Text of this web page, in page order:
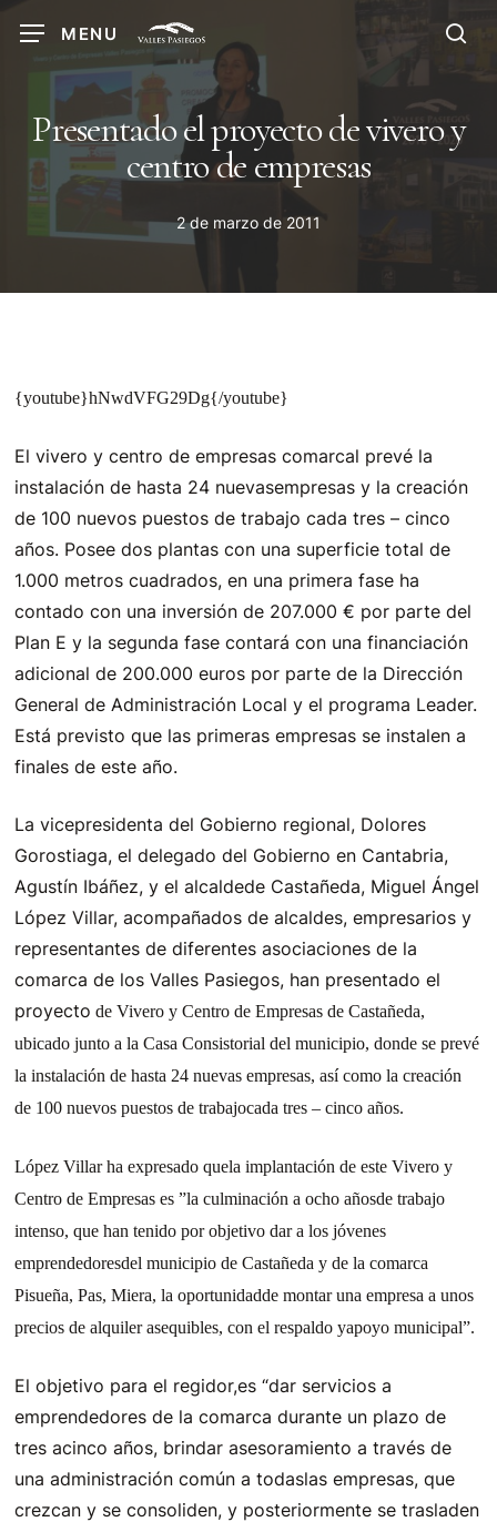
content
MENU
Presentado el proyecto de vivero y
centro de empresas
2 de marzo de 2011
{youtube}hNwdVFG29Dg{/youtube}
El vivero y centro de empresas comarcal prevé la
instalación de hasta 24 nuevasempresas y la creación
de 100 nuevos puestos de trabajo cada tres – cinco
años. Posee dos plantas con una superficie total de
1.000 metros cuadrados, en una primera fase ha
contado con una inversión de 207.000 € por parte del
Plan E y la segunda fase contará con una financiación
adicional de 200.000 euros por parte de la Dirección
General de Administración Local y el programa Leader.
Está previsto que las primeras empresas se instalen a
finales de este año.
La vicepresidenta del Gobierno regional, Dolores
Gorostiaga, el delegado del Gobierno en Cantabria,
Agustín Ibáñez, y el alcaldede Castañeda, Miguel Ángel
López Villar, acompañados de alcaldes, empresarios y
representantes de diferentes asociaciones de la
comarca de los Valles Pasiegos, han presentado el
proyecto de Vivero y Centro de Empresas de Castañeda,
ubicado junto a la Casa Consistorial del municipio, donde se prevé
la instalación de hasta 24 nuevas empresas, así como la creación
de 100 nuevos puestos de trabajocada tres – cinco años.
López Villar ha expresado quela implantación de este Vivero y
Centro de Empresas es ”la culminación a ocho añosde trabajo
intenso, que han tenido por objetivo dar a los jóvenes
emprendedoresdel municipio de Castañeda y de la comarca
Pisueña, Pas, Miera, la oportunidadde montar una empresa a unos
precios de alquiler asequibles, con el respaldo yapoyo municipal”.
El objetivo para el regidor,es “dar servicios a
emprendedores de la comarca durante un plazo de
tres acinco años, brindar asesoramiento a través de
una administración común a todaslas empresas, que
crezcan y se consoliden, y posteriormente se trasladen